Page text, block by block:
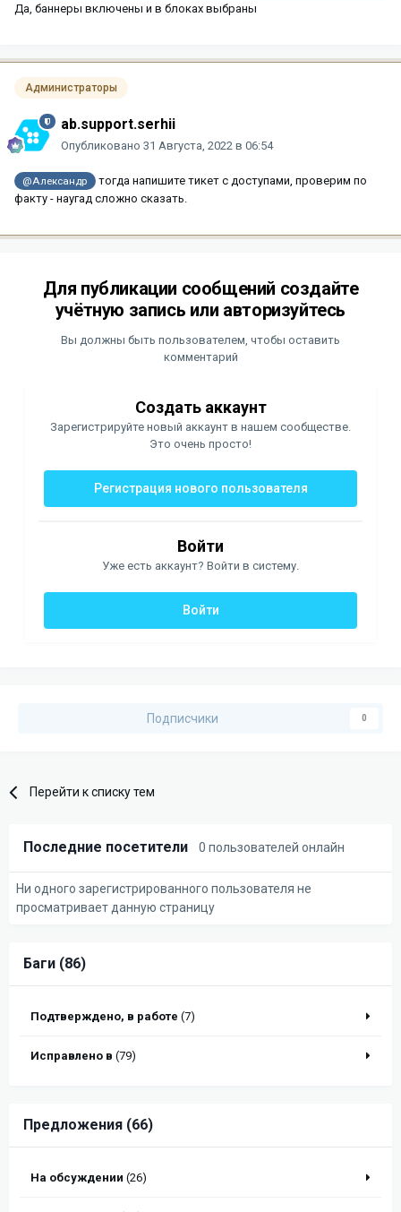
Да, баннеры включены и в блоках выбраны
Администраторы
ab.support.serhii
Опубликовано 31 Августа, 2022 в 06:54
@Александр
тогда напишите тикет с доступами, проверим по
факту - наугад сложно сказать.
Для публикации сообщений создайте
учётную запись или авторизуйтесь
Вы должны быть пользователем, чтобы оставить
комментарий
Создать аккаунт
Зарегистрируйте новый аккаунт в нашем сообществе.
Это очень просто!
Регистрация нового пользователя
Войти
Уже есть аккаунт? Войти в систему.
Войти
Подписчики 0
Перейти к списку тем
Последние посетители 0 пользователей онлайн
Ни одного зарегистрированного пользователя не
просматривает данную страницу
Баги (86)
Подтверждено, в работе (7)
Исправлено в (79)
Предложения (66)
На обсуждении (26)